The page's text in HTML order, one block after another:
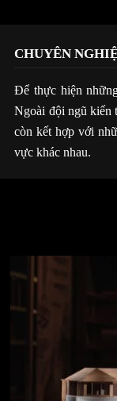
CHUYÊN
Để thực hiện
Ngoài đội ngũ kiến
còn kết hợp với
vực khác nhau.